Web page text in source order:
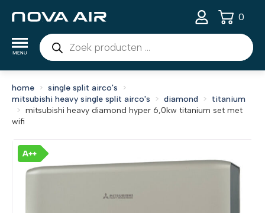
Producten
zoeken
0
home
single split airco's
mitsubishi heavy single split airco's
diamond
titanium
mitsubishi heavy diamond hyper 6,0kw titanium set met
wifi